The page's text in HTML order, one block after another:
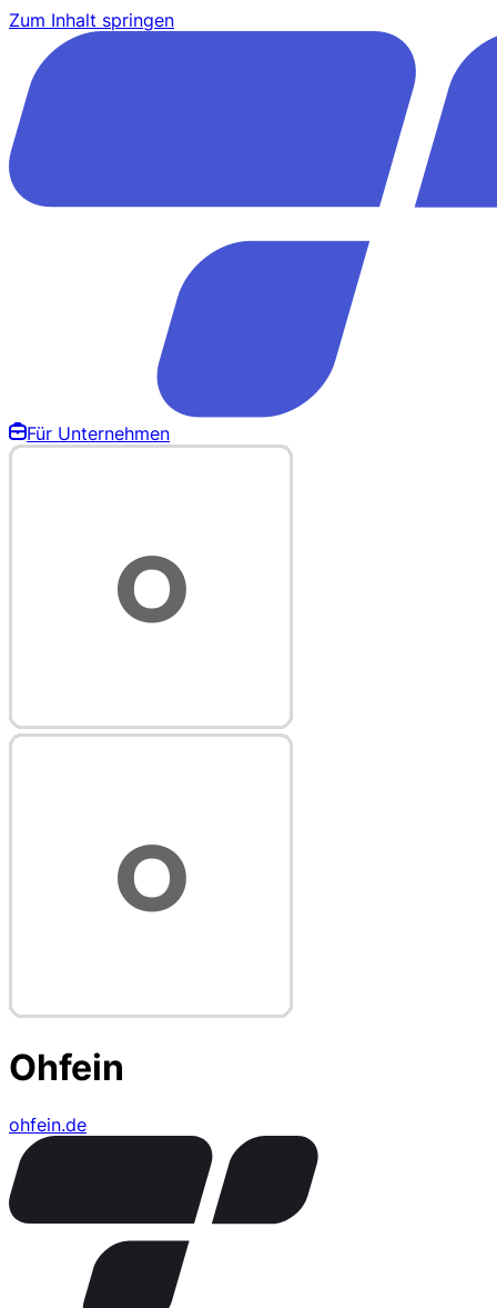
Zum Inhalt springen
Für Unternehmen
Ohfein
ohfein.de